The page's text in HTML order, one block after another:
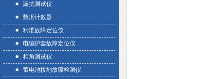
漏抗测试仪
数据计数器
精准故障定位仪
电缆护套故障定位仪
相角测试仪
蓄电池接地故障检测仪